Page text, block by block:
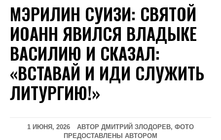
МЭРИЛИН СУИЗИ: CВЯТОЙ
ИОАНН ЯВИЛСЯ ВЛАДЫКЕ
ВАСИЛИЮ И СКАЗАЛ:
«ВСТАВАЙ И ИДИ СЛУЖИТЬ
ЛИТУРГИЮ!»
1 ИЮНЯ, 2026
АВТОР ДМИТРИЙ ЗЛОДОРЕВ, ФОТО
ПРЕДОСТАВЛЕНЫ АВТОРОМ